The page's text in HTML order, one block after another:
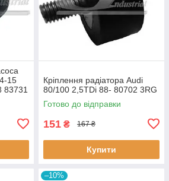
15
83731
Кріплення радіатора Audi
80/100 2,5TDi 88- 80702 3RG
Готово до відправки
151 ₴ 167 ₴
Купити
–10%